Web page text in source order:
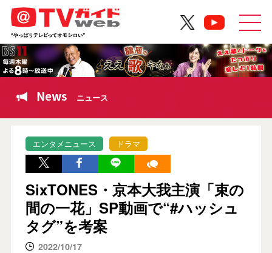
News ニュース
エンタメニュース ドラマ
SixTONES・京本大我主演「束の
間の一花」SP動画で“#ハッシュ
タグ”を考案
2022/10/17